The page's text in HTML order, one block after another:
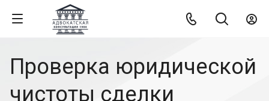
Проверка юридической
чистоты сделки